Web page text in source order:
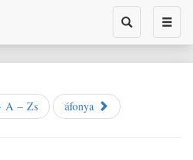
Toggle
search
A – Zs áfonya